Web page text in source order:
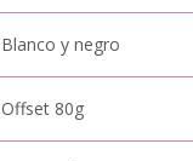
Blanco y negro
Offset 80g